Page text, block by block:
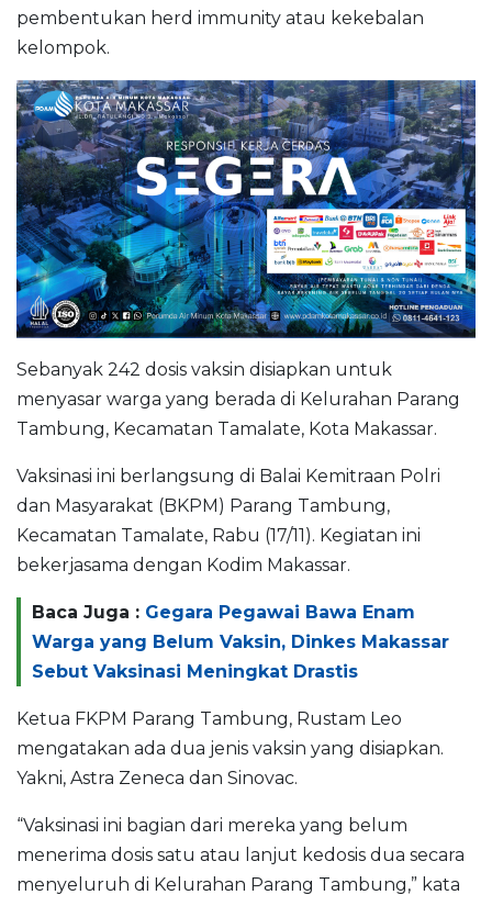
pembentukan herd immunity atau kekebalan
kelompok.
Sebanyak 242 dosis vaksin disiapkan untuk
menyasar warga yang berada di Kelurahan Parang
Tambung, Kecamatan Tamalate, Kota Makassar.
Vaksinasi ini berlangsung di Balai Kemitraan Polri
dan Masyarakat (BKPM) Parang Tambung,
Kecamatan Tamalate, Rabu (17/11). Kegiatan ini
bekerjasama dengan Kodim Makassar.
Baca Juga : Gegara Pegawai Bawa Enam
Warga yang Belum Vaksin, Dinkes Makassar
Sebut Vaksinasi Meningkat Drastis
Ketua FKPM Parang Tambung, Rustam Leo
mengatakan ada dua jenis vaksin yang disiapkan.
Yakni, Astra Zeneca dan Sinovac.
“Vaksinasi ini bagian dari mereka yang belum
menerima dosis satu atau lanjut kedosis dua secara
menyeluruh di Kelurahan Parang Tambung,” kata